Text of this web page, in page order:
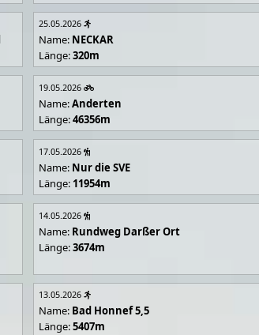
25.05.2026
Name: NECKAR
Länge:320m
19.05.2026
Name:Anderten
Länge:46356m
17.05.2026
Name: Nur die SVE
Länge: 11954m
14.05.2026
Name: Rundweg Darßer Ort
Länge:3674m
13.05.2026
Name: Bad Honnef 5,5
Länge:5407m